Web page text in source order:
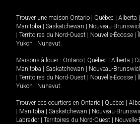
Trouver une maison Ontario Québec Alberta
Manitoba
Saskatchewan Nouveau-
Territoires du Nord-Ouest Nouvelle-Écosse
Yukon
Nunavut.
Maisons à louer - Ontario Québec Alberta
Manitoba
Saskatchewan Nouveau-
Territoires du Nord-Ouest Nouvelle-Écosse
Yukon
Nunavut.
Trouver des courtiers en Ontario Québec
Manitoba Saskatchewan Nouveau-
Labrador
Territoires du Nord-Ouest